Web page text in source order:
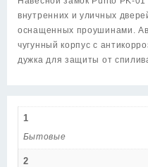
key
англ.ключ.
внутренних и уличных
оснащенных проушинами.
чугунный корпус с
дужка для защиты от
1
Бытовые
2